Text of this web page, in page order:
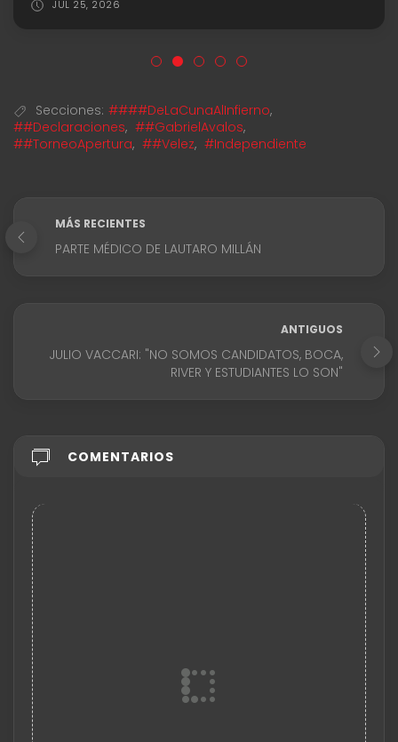
JUL 25, 2026
Secciones: ####DeLaCunaAlInfierno,
##Declaraciones, ##GabrielAvalos,
##TorneoApertura, ##Velez, #Independiente
MÁS RECIENTES
PARTE MÉDICO DE LAUTARO MILLÁN
ANTIGUOS
JULIO VACCARI: "NO SOMOS CANDIDATOS, BOCA,
RIVER Y ESTUDIANTES LO SON"
COMENTARIOS